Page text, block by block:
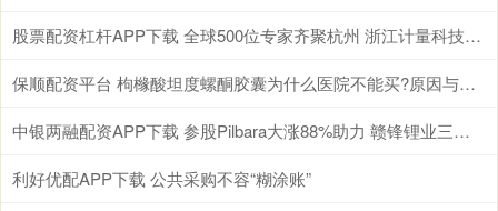
股票配资杠杆APP下载 全球500位专家齐聚杭州 浙江计量科技创新成果亮相国际舞台
保顺配资平台 枸橼酸坦度螺酮胶囊为什么医院不能买?原因与对策一文说清!
中银两融配资APP下载 参股Pilbara大涨88%助力 赣锋锂业三季度净利创两年新高
利好优配APP下载 公共采购不容“糊涂账”